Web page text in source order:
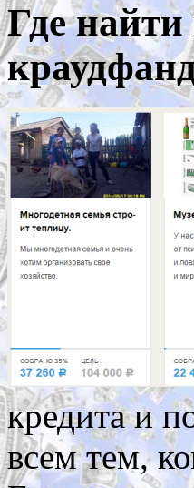
Где найти
кредита и
всем тем,